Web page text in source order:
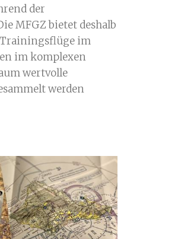
der
MFGZ bietet deshalb
Trainingsflüge im
im komplexen
wertvolle
werden